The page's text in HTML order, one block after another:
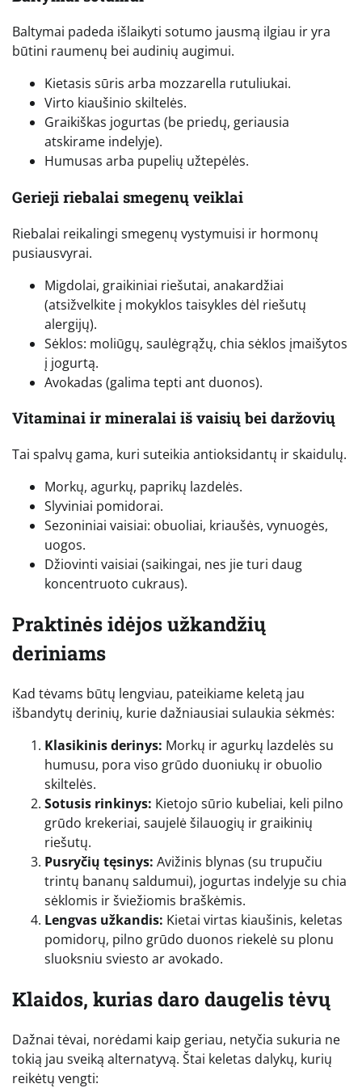
Baltymai padeda išlaikyti sotumo jausmą ilgiau ir yra
būtini raumenų bei audinių augimui.
Kietasis sūris arba mozzarella rutuliukai.
Virto kiaušinio skiltelės.
Graikiškas jogurtas (be priedų, geriausia
atskirame indelyje).
Humusas arba pupelių užtepėlės.
Gerieji riebalai smegenų veiklai
Riebalai reikalingi smegenų vystymuisi ir hormonų
pusiausvyrai.
Migdolai, graikiniai riešutai, anakardžiai
(atsižvelkite į mokyklos taisykles dėl riešutų
alergijų).
Sėklos: moliūgų, saulėgrąžų, chia sėklos įmaišytos
į jogurtą.
Avokadas (galima tepti ant duonos).
Vitaminai ir mineralai iš vaisių bei daržovių
Tai spalvų gama, kuri suteikia antioksidantų ir skaidulų.
Morkų, agurkų, paprikų lazdelės.
Slyviniai pomidorai.
Sezoniniai vaisiai: obuoliai, kriaušės, vynuogės,
uogos.
Džiovinti vaisiai (saikingai, nes jie turi daug
koncentruoto cukraus).
Praktinės idėjos užkandžių
deriniams
Kad tėvams būtų lengviau, pateikiame keletą jau
išbandytų derinių, kurie dažniausiai sulaukia sėkmės:
Klasikinis derinys: Morkų ir agurkų lazdelės su
humusu, pora viso grūdo duoniukų ir obuolio
skiltelės.
Sotusis rinkinys: Kietojo sūrio kubeliai, keli pilno
grūdo krekeriai, saujelė šilauogių ir graikinių
riešutų.
Pusryčių tęsinys: Avižinis blynas (su trupučiu
trintų bananų saldumui), jogurtas indelyje su chia
sėklomis ir šviežiomis braškėmis.
Lengvas užkandis: Kietai virtas kiaušinis, keletas
pomidorų, pilno grūdo duonos riekelė su plonu
sluoksniu sviesto ar avokado.
Klaidos, kurias daro daugelis tėvų
Dažnai tėvai, norėdami kaip geriau, netyčia sukuria ne
tokią jau sveiką alternatyvą. Štai keletas dalykų, kurių
reikėtų vengti: